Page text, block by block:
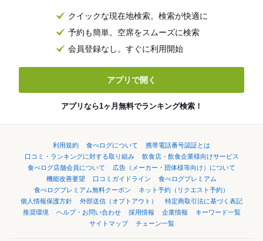
クイックな現在地検索。検索が快適に
予約も簡単。空席をスムーズに検索
会員登録なし。すぐに利用開始
アプリで開く
アプリなら1ヶ月無料でランキング検索！
利用規約 食べログについて
携帯電話番号認証とは
口コミ・ランキングに対する取り組み
飲食店・飲食企業様向けサービス
食べログ店舗会員について
広告（メーカー・団体様等向け）について
機能改善要望
口コミガイドライン
食べログプレミアム
食べログプレミアム無料クーポン
ネット予約（リクエスト予約）
個人情報保護方針
外部送信（オプトアウト）
特定商取引法に基づく表記
推奨環境
ヘルプ・お問い合わせ 採用情報 企業情報
キーワード一覧
サイトマップ
チェーン一覧